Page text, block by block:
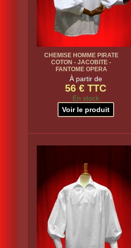
CHEMISE HOMME PIRATE
COTON - JACOBITE -
FANTOME OPERA
À partir de
56 € TTC
En stock
Voir le produit